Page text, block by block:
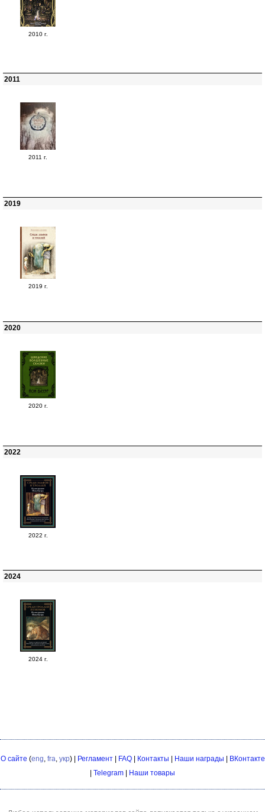
2010 г.
2011
2011 г.
2019
2019 г.
2020
2020 г.
2022
2022 г.
2024
2024 г.
О сайте (eng, fra, укр) | Регламент| FAQ| Контакты Наши награды
ВКонтакте
Telegram Наши товары